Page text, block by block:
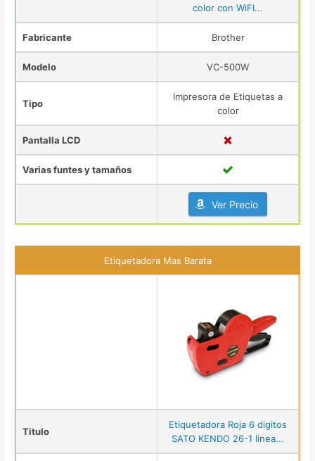
color con WiFI...
Fabricante Brother
Modelo VC-500W
Tipo
Impresora de Etiquetas a
color
Pantalla LCD
Varias funtes y tamaños
Ver Precio
Etiquetadora Mas Barata
Titulo
Etiquetadora Roja 6 digitos
SATO KENDO 26-1 linea...